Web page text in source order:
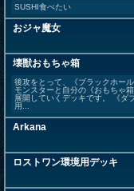
SUSHI食べたい
おジャ魔女
壊獣おもちゃ箱
後攻をとって、《ブラックホー
モンスターと自分の《おもちゃ
展開していくデッキです。 《ダ
用...
Arkana
ロストワン環境用デッキ